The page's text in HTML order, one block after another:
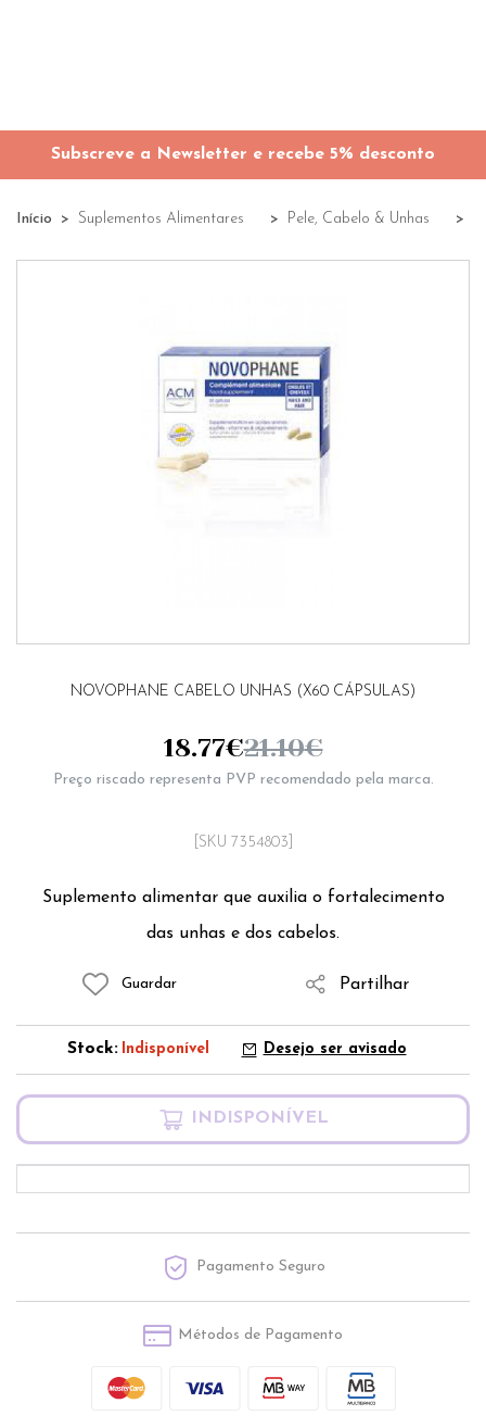
Subscreve a Newsletter e recebe 5% desconto
Início Suplementos Alimentares Pele, Cabelo & Unhas
NOVOPHANE CABELO UNHAS (X60 CÁPSULAS)
Suplemento alimentar que auxilia o fortalecimento
das unhas e dos cabelos.
[SKU 7354803]
18.77€21.10€
Preço riscado representa PVP recomendado pela marca.
Guardar Partilhar
Stock: Indisponível Desejo ser avisado
INDISPONÍVEL
Pagamento Seguro
Métodos de Pagamento